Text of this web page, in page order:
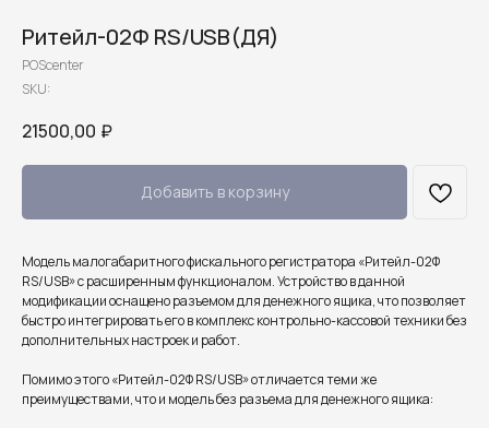
Ритейл-02Ф RS/USB(ДЯ)
POScenter
SKU:
21500,00 ₽
Добавить в корзину
Модель малогабаритного фискального регистратора «Ритейл-02Ф
RS/USB» с расширенным функционалом. Устройство в данной
модификации оснащено разъемом для денежного ящика, что позволяет
быстро интегрировать его в комплекс контрольно-кассовой техники без
дополнительных настроек и работ.
Помимо этого «Ритейл-02Ф RS/USB» отличается теми же
преимуществами, что и модель без разъема для денежного ящика: